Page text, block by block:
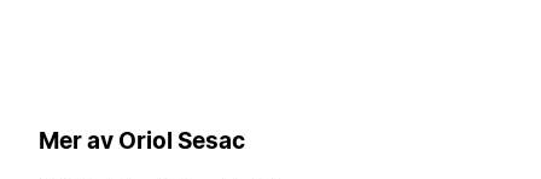
Mer av Oriol Sesac